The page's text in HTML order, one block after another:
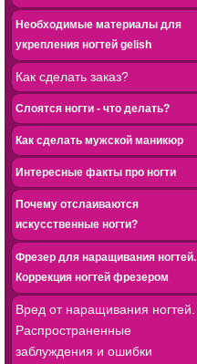
Необходимые материалы для
укрепления ногтей gelish
Как сделать заказ?
Слоятся ногти - что делать?
Как сделать мужской маникюр
Интересные факты про ногти
Почему отслаиваются
искусственные ногти?
Фрезер для наращивания ногтей.
Коррекция ногтей фрезером
Вред от наращивания ногтей.
Распространенные
заблуждения и ошибки